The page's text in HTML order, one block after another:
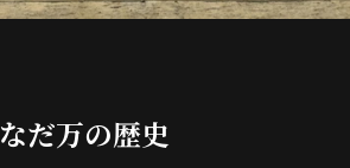
なだ万の歴史